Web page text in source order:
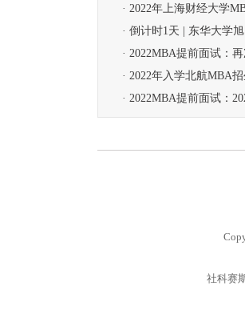
· 2022年上海财经大学
· 倒计时1天 | 东华大学
· 2022MBA提前面试：
· 2022年入学北航MBA
· 2022MBA提前面试：
社科赛